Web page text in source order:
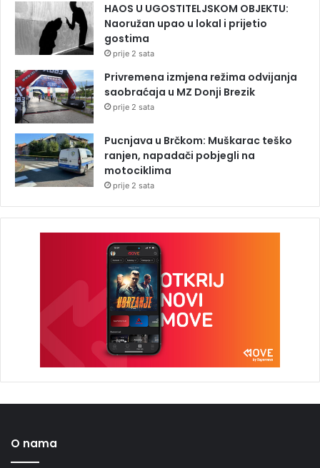
HAOS U UGOSTITELJSKOM OBJEKTU:
Naoružan upao u lokal i prijetio
gostima
prije 2 sata
Privremena izmjena režima odvijanja
saobraćaja u MZ Donji Brezik
prije 2 sata
Pucnjava u Brčkom: Muškarac teško
ranjen, napadači pobjegli na
motociklima
prije 2 sata
O nama